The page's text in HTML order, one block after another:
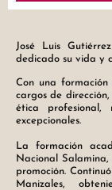
José Luis
dedicado su vida y
Con una
cargos de dirección,
ética profesional,
excepcionales.
La formación
Nacional
promoción.
Manizales,